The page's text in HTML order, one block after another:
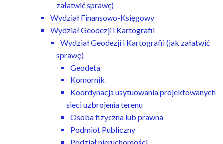
załatwić sprawę)
Wydział Finansowo-Księgowy
Wydział Geodezji i Kartografii
Wydział Geodezji i Kartografii (jak załatwić
sprawę)
Geodeta
Komornik
Koordynacja usytuowania projektowanych
sieci uzbrojenia terenu
Osoba fizyczna lub prawna
Podmiot Publiczny
Podział nieruchomości